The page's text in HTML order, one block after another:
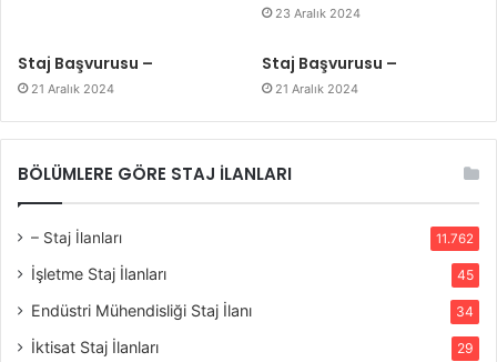
23 Aralık 2024
Staj Başvurusu –
21 Aralık 2024
Staj Başvurusu –
21 Aralık 2024
BÖLÜMLERE GÖRE STAJ İLANLARI
– Staj İlanları 11.762
İşletme Staj İlanları 45
Endüstri Mühendisliği Staj İlanı 34
İktisat Staj İlanları 29